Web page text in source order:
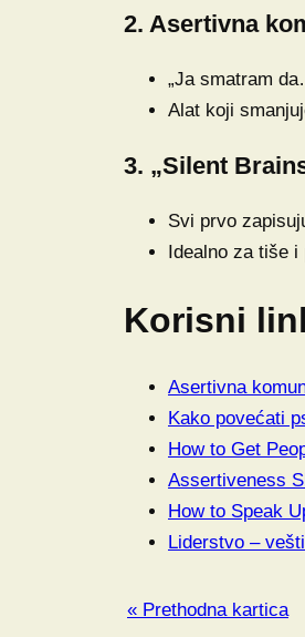
2. Asertivna
„Ja smatram
Alat koji
3. „Silent
Svi prvo
Idealno za tiše
Korisni
Asertivna
Kako povećati
How to Get
Assertiveness
How to Speak
Liderstvo –
« Prethodna kartica